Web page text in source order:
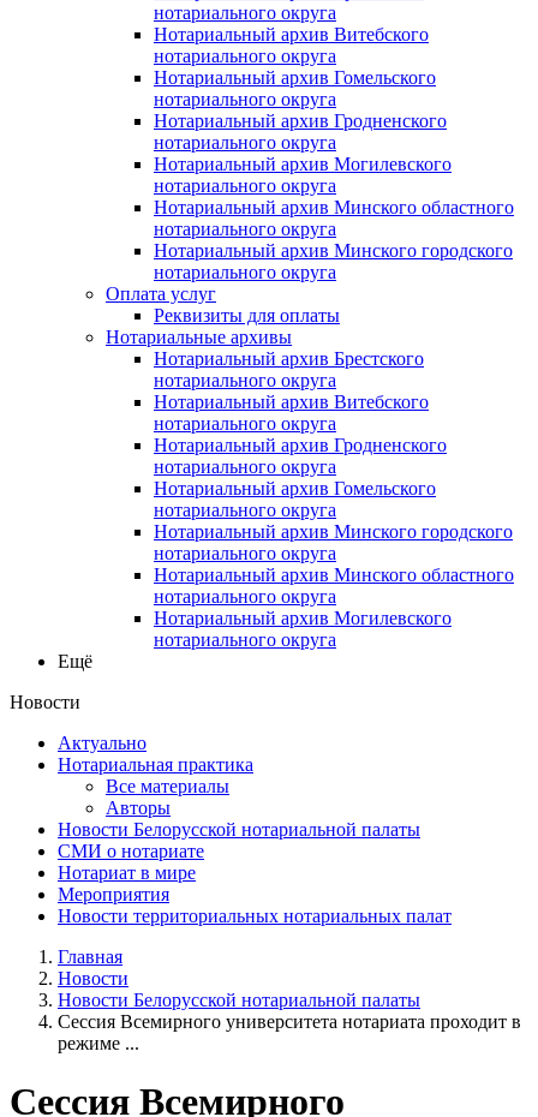
нотариального округа
Нотариальный архив Витебского
нотариального округа
Нотариальный архив Гомельского
нотариального округа
Нотариальный архив Гродненского
нотариального округа
Нотариальный архив Могилевского
нотариального округа
Нотариальный архив Минского областного
нотариального округа
Нотариальный архив Минского городского
нотариального округа
Оплата услуг
Реквизиты для оплаты
Нотариальные архивы
Нотариальный архив Брестского
нотариального округа
Нотариальный архив Витебского
нотариального округа
Нотариальный архив Гродненского
нотариального округа
Нотариальный архив Гомельского
нотариального округа
Нотариальный архив Минского городского
нотариального округа
Нотариальный архив Минского областного
нотариального округа
Нотариальный архив Могилевского
нотариального округа
Ещё
Новости
Актуально
Нотариальная практика
Все материалы
Авторы
Новости Белорусской нотариальной палаты
СМИ о нотариате
Нотариат в мире
Мероприятия
Новости территориальных нотариальных палат
Главная
Новости
Новости Белорусской нотариальной палаты
Сессия Всемирного университета нотариата проходит в
режиме ...
Сессия Всемирного